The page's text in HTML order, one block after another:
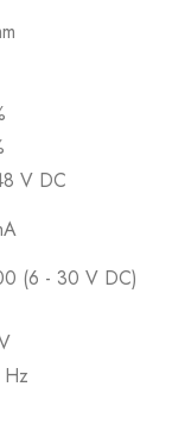
V DC
(6 - 30 V DC)